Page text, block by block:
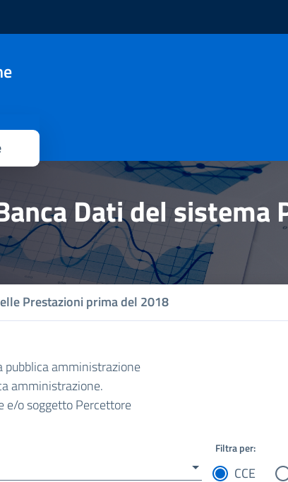
Dati del sistema
Prestazioni prima del 2018
amministrazione
amministrazione.
e/o soggetto Percettore
Filtra per:
CCE